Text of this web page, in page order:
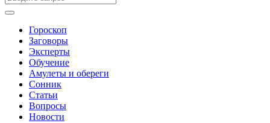
Гороскоп
Заговоры
Эксперты
Обучение
Амулеты и обереги
Сонник
Статьи
Вопросы
Новости